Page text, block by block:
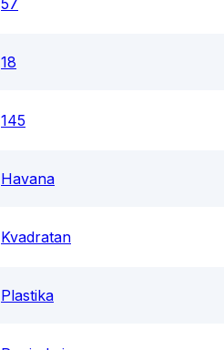
57
18
145
Havana
Kvadratan
Plastika